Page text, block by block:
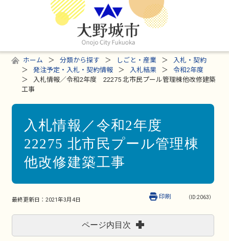
ホーム 分類から探す しごと・産業
入札・契約
発注予定・入札・契約情報
入札結果
令和2年度
入札情報／令和2年度 22275 北市民プール管理棟他改修建築
工事
入札情報／令和2年度
22275 北市民プール管理棟
他改修建築工事
最終更新日： 2021年3月4日 （ID:2063）
印刷
ページ内目次